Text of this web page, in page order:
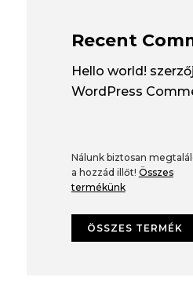
Recent
Hello world!
WordPress
Nálunk biztosan
a hozzád illőt! Összes
termékünk
ÖSSZES TERMÉK